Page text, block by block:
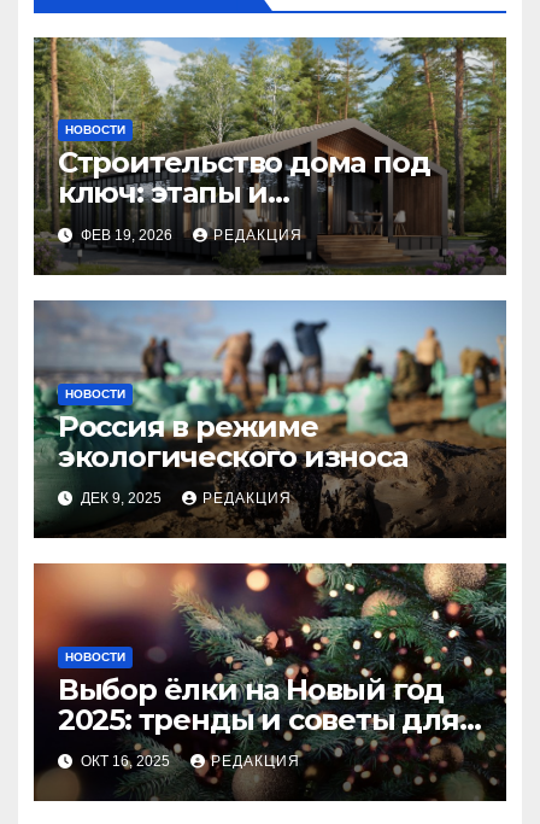
НОВОСТИ
Строительство дома под
ключ: этапы и
планирование бюджета
ФЕВ 19, 2026 РЕДАКЦИЯ
НОВОСТИ
Россия в режиме
экологического износа
ДЕК 9, 2025 РЕДАКЦИЯ
НОВОСТИ
Выбор ёлки на Новый год
2025: тренды и советы для
идеального праздника
ОКТ 16, 2025 РЕДАКЦИЯ